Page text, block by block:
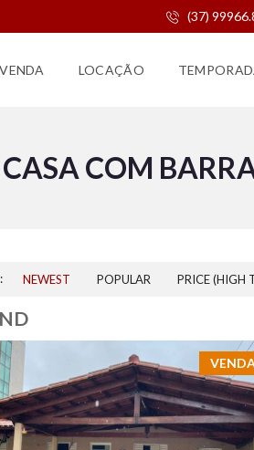
(37)
VENDA LOCAÇÃO
CASA COM
NEWEST POPULAR PRICE (HIGH